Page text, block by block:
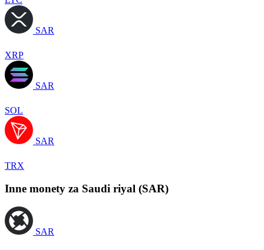
SAR
XRP
SAR
SOL
SAR
TRX
Inne monety za Saudi riyal (SAR)
SAR